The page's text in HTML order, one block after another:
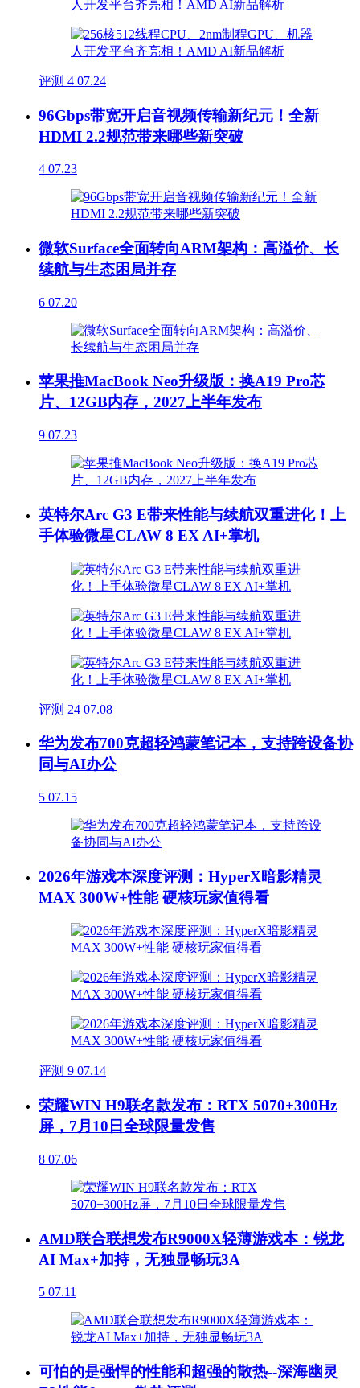
评测 4 07.24
96Gbps带宽开启音视频传输新纪元！全新
HDMI 2.2规范带来哪些新突破
4 07.23
微软Surface全面转向ARM架构：高溢价、长
续航与生态困局并存
6 07.20
苹果推MacBook Neo升级版：换A19 Pro芯
片、12GB内存，2027上半年发布
9 07.23
英特尔Arc G3 E带来性能与续航双重进化！上
手体验微星CLAW 8 EX AI+掌机
评测 24 07.08
华为发布700克超轻鸿蒙笔记本，支持跨设备协
同与AI办公
5 07.15
2026年游戏本深度评测：HyperX暗影精灵
MAX 300W+性能 硬核玩家值得看
评测 9 07.14
荣耀WIN H9联名款发布：RTX 5070+300Hz
屏，7月10日全球限量发售
8 07.06
AMD联合联想发布R9000X轻薄游戏本：锐龙
AI Max+加持，无独显畅玩3A
5 07.11
可怕的是强悍的性能和超强的散热--深海幽灵